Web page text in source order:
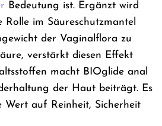
Bedeutung ist. Ergänzt wird
im Säureschutzmantel
der Vaginalflora zu
verstärkt diesen Effekt
macht BIOglide anal
der Haut beiträgt. Es
auf Reinheit, Sicherheit